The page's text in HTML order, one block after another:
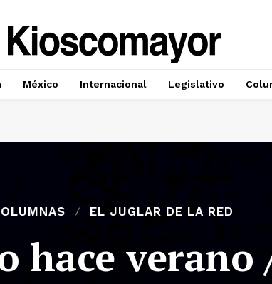
México Internacional Legislativo
EL JUGLAR DE LA RED
hace verano